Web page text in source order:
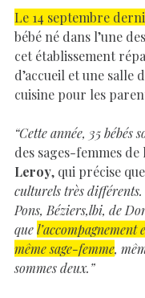
Le 14 septembre
bébé né dans l’une
cet établissement
d’accueil et une salle
cuisine pour les
“Cette année, 35 bébés
des sages-femmes de
Leroy, qui précise que
culturels très
Pons, Béziers,lbi, de
quel’accompagnement
même sage-femme,
sommes deux.”